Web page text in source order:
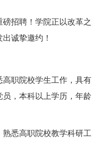
招聘！学院正以改革之
诚挚邀约！
高职院校学生工作，具有
，本科以上学历，年龄
熟悉高职院校教学科研工